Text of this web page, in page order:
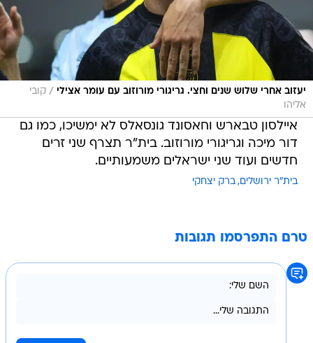
יעזוב אחרי שלוש שנים וחצי. גריגורי מורוזוב עם עומר אצילי / קובי
אליהו
איילסון טבארש וחאסונד גונסאלס לא ימשיכו, כמו גם
דור מיכה וגריגורי מורוזוב. בית"ר תצרף שני זרים
חדשים ועוד שני ישראלים משמעותיים.
בית"ר ירושלים ברק יצחקי
טרם התפרסמו תגובות